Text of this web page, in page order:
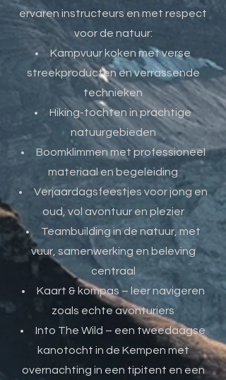
ervaren instructeurs en met respect
voor de natuur:
Kampvuur koken met verse
streekproducten en verrassende
technieken
Hiking-tochten in prachtige
natuurgebieden
Boomklimmen met professioneel
materiaal en begeleiding
Verjaardagsfeestjes voor jong en
oud, vol avontuur en plezier
Teambuilding in de natuur, met
vuur, samenwerking en beleving
centraal
Kaart & kompas – leer navigeren
zoals echte avonturiers
Into The Wild – een tweedaagse
kanotocht in de Kempen met
overnachting in een tipitent en een